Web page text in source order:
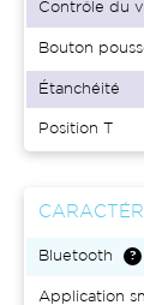
Contrôle du
Bouton
Étanchéité
Position T
Bluetooth
Application